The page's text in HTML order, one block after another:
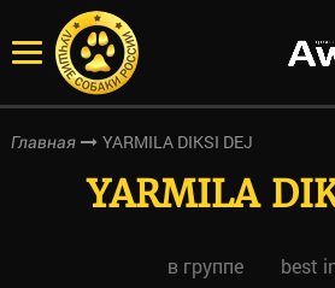
Главная YARMILA DIKSI DEJ
YARMILA
в группе best